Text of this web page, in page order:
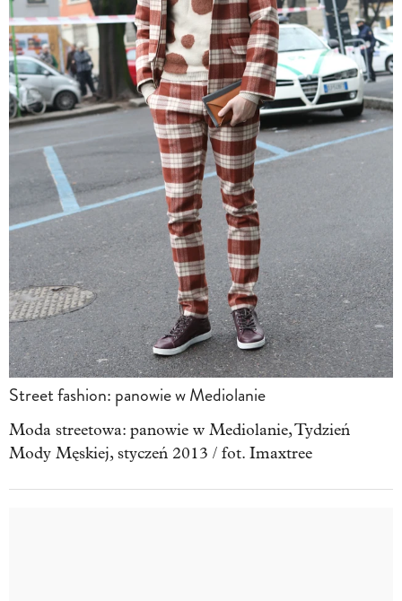
Street fashion: panowie w Mediolanie
Moda streetowa: panowie w Mediolanie, Tydzień
Mody Męskiej, styczeń 2013 / fot. Imaxtree